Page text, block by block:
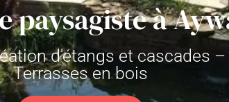
paysagiste à
d'étangs et cascades
Terrasses en bois